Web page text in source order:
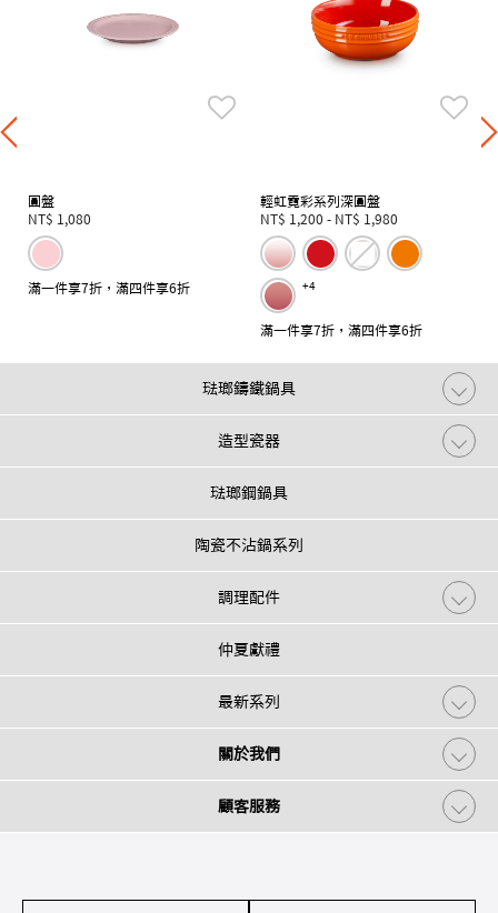
圓盤
NT$ 1,080
滿一件享7折，滿四件享6折
輕虹霓彩系列深圓盤
NT$ 1,200 - NT$ 1,980
+4
滿一件享7折，滿四件享6折
琺瑯鑄鐵鍋具
造型瓷器
琺瑯鋼鍋具
陶瓷不沾鍋系列
調理配件
仲夏獻禮
最新系列
關於我們
顧客服務